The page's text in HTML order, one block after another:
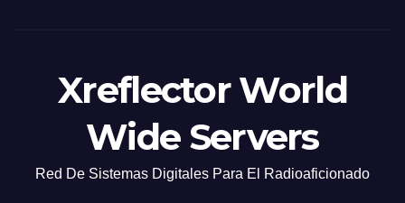
Xreflector World
Wide Servers
Red De Sistemas Digitales Para El Radioaficionado